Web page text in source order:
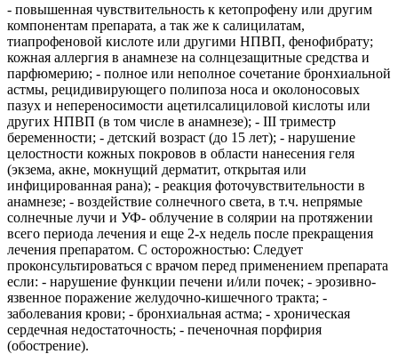
- повышенная чувствительность к кетопрофену или другим
компонентам препарата, а так же к салицилатам,
тиапрофеновой кислоте или другими НПВП, фенофибрату;
кожная аллергия в анамнезе на солнцезащитные средства и
парфюмерию; - полное или неполное сочетание бронхиальной
астмы, рецидивирующего полипоза носа и околоносовых
пазух и непереносимости ацетилсалициловой кислоты или
других НПВП (в том числе в анамнезе); - III триместр
беременности; - детский возраст (до 15 лет); - нарушение
целостности кожных покровов в области нанесения геля
(экзема, акне, мокнущий дерматит, открытая или
инфицированная рана); - реакция фоточувствительности в
анамнезе; - воздействие солнечного света, в т.ч. непрямые
солнечные лучи и УФ- облучение в солярии на протяжении
всего периода лечения и еще 2-х недель после прекращения
лечения препаратом. С осторожностью: Следует
проконсультироваться с врачом перед применением препарата
если: - нарушение функции печени и/или почек; - эрозивно-
язвенное поражение желудочно-кишечного тракта; -
заболевания крови; - бронхиальная астма; - хроническая
сердечная недостаточность; - печеночная порфирия
(обострение).